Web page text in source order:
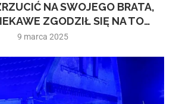
NA SWOJEGO BRATA,
ZGODZIŁ SIĘ NA TO…
9 marca 2025